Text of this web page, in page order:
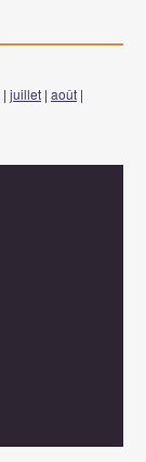
| juillet | août |